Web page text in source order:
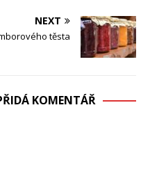
NEXT
těsta
KOMENTÁŘ